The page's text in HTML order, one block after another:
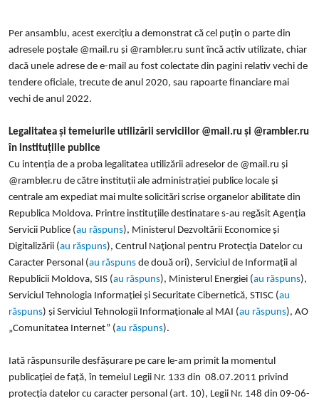
Per ansamblu, acest exercițiu a demonstrat că cel puțin o parte din
adresele poștale @mail.ru și @rambler.ru sunt încă activ utilizate, chiar
dacă unele adrese de e-mail au fost colectate din pagini relativ vechi de
tendere oficiale, trecute de anul 2020, sau rapoarte financiare mai
vechi de anul 2022.
Legalitatea și temeiurile utilizării serviciilor @mail.ru și @rambler.ru
în instituțiile publice
Cu intenția de a proba legalitatea utilizării adreselor de @mail.ru și
@rambler.ru de către instituții ale administrației publice locale și
centrale am expediat mai multe solicitări scrise organelor abilitate din
Republica Moldova. Printre instituțiile destinatare s-au regăsit Agenția
Servicii Publice (au răspuns), Ministerul Dezvoltării Economice și
Digitalizării (au răspuns), Centrul Naţional pentru Protecţia Datelor cu
Caracter Personal (au răspunsde două ori), Serviciul de Informații al
Republicii Moldova, SIS (au răspuns), Ministerul Energiei (au răspuns),
Serviciul Tehnologia Informației și Securitate Cibernetică, STISC (au
răspuns) și Serviciul Tehnologii Informaţionale al MAI (au răspuns), AO
„Comunitatea Internet” (au răspuns).
Iată răspunsurile desfășurare pe care le-am primit la momentul
publicației de față, în temeiul Legii Nr. 133 din 08.07.2011 privind
protecția datelor cu caracter personal (art. 10), Legii Nr. 148 din 09-06-